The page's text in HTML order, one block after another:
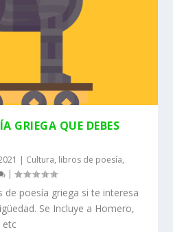
GRIEGA QUE DEBES
| Cultura, libros de poesía,
|
de poesía griega si te interesa
Se Incluye a Homero,
etc